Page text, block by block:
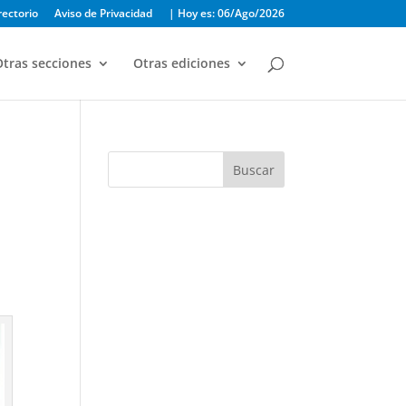
Aviso de Privacidad | Hoy es: 06/Ago/2026
secciones Otras ediciones
Buscar